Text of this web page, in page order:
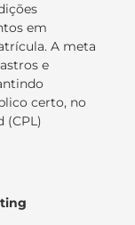
em
A meta
e
certo, no
(CPL)